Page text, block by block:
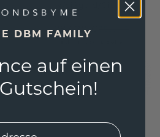
Citrin
287,20 €
DBM FAMILY
auf einen